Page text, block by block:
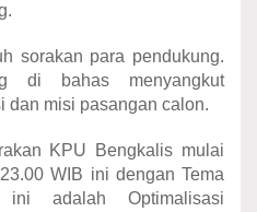
sorakan para pendukung.
di bahas menyangkut
dan misi pasangan calon.
KPU Bengkalis mulai
WIB ini dengan Tema
adalah Optimalisasi